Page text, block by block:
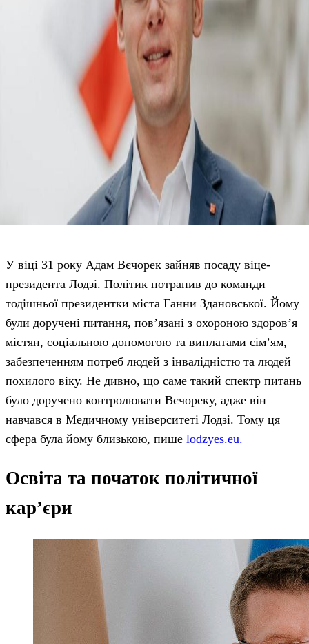
У віці 31 року Адам Вєчорек зайняв посаду віце-
президента Лодзі. Політик потрапив до команди
тодішньої президентки міста Ганни Здановської. Йому
були доручені питання, пов’язані з охороною здоров’я
містян, соціальною допомогою та виплатами сім’ям,
забезпеченням потреб людей з інвалідністю та людей
похилого віку. Не дивно, що саме такий спектр питань
було доручено контролювати Вєчореку, адже він
навчався в Медичному університеті Лодзі. Тому ця
сфера була йому близькою, пише lodzyes.eu.
Освіта та початок політичної
кар’єри